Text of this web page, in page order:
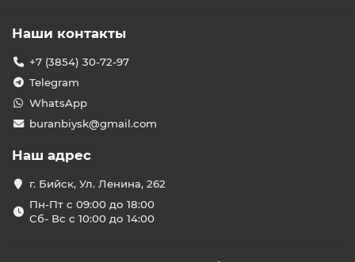
Наши контакты
+7 (3854) 30-72-97
Telegram
WhatsApp
buranbiysk@gmail.com
Наш адрес
г. Бийск, Ул. Ленина, 262
Пн-Пт с 09:00 до 18:00
Сб- Вс с 10:00 до 14:00